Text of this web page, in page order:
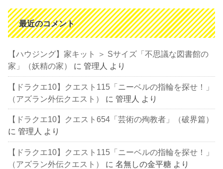
最近のコメント
【ハウジング】家キット ＞ Sサイズ「不思議な図書館の
家」（妖精の家）
に管理人 より
【ドラクエ10】クエスト115「ニーベルの指輪を探せ！」
（アズラン外伝クエスト）
に管理人 より
【ドラクエ10】クエスト654「芸術の殉教者」（破界篇）
に管理人 より
【ドラクエ10】クエスト115「ニーベルの指輪を探せ！」
（アズラン外伝クエスト）
に名無しの金平糖 より